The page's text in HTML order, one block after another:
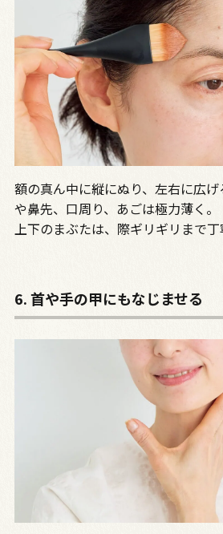
額の真ん中に縦にぬり、左右に広
や鼻先、口周り、あごは極力薄く。
上下のまぶたは、際ギリギリまで丁
6. 首や手の甲にもなじませる